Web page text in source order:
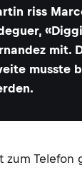
riss
mit.
musste
zum